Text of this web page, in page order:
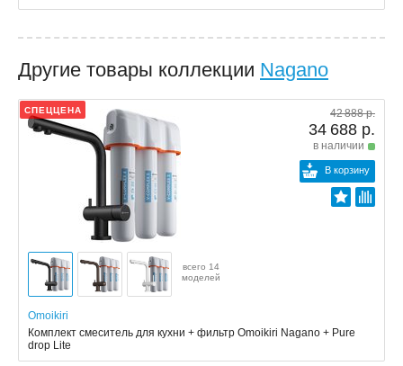
Другие товары коллекции Nagano
СПЕЦЦЕНА 42 888 р.
34 688 р.
в наличии
В корзину
всего 14
моделей
Omoikiri
Комплект смеситель для кухни + фильтр Omoikiri Nagano + Pure
drop Lite